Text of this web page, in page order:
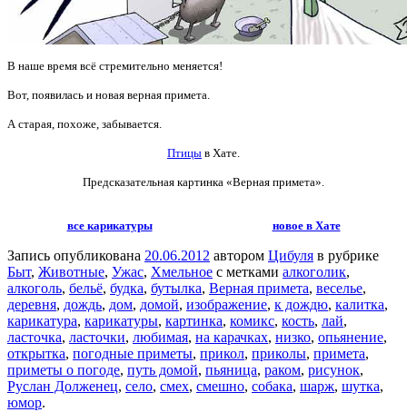
В наше время всё стремительно меняется!
Вот, появилась и новая верная примета.
А старая, похоже, забывается.
Птицы в Хате.
Предсказательная картинка «Верная примета».
все карикатуры новое в Хате
Запись опубликована 20.06.2012 автором Цибуля в рубрике
Быт, Животные, Ужас, Хмельное с метками алкоголик,
алкоголь, бельё, будка, бутылка, Верная примета, веселье,
деревня, дождь, дом, домой, изображение, к дождю, калитка,
карикатура, карикатуры, картинка, комикс, кость, лай,
ласточка, ласточки, любимая, на карачках, низко, опьянение,
открытка, погодные приметы, прикол, приколы, примета,
приметы о погоде, путь домой, пьяница, раком, рисунок,
Руслан Долженец, село, смех, смешно, собака, шарж, шутка,
юмор.